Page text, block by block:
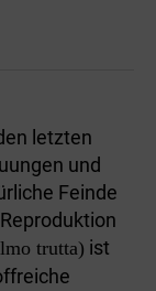
letzten
und
Feinde
trutta) ist